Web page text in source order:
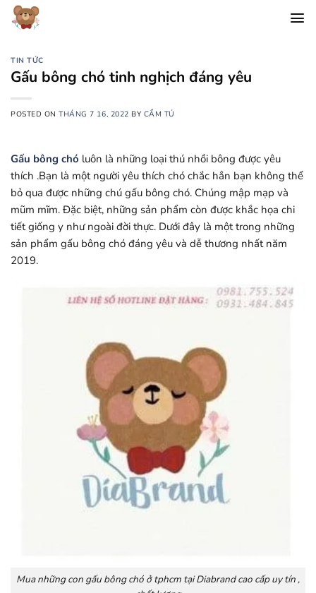
Chuyển
đến
dungTIN TỨC
Gấu bông chó tinh nghịch đáng yêu
POSTED ONTHÁNG 7 16, 2022 BY CẨM TÚ
Gấu bông chó luôn là những loại thú nhồi bông được yêu
thích .Bạn là một người yêu thích chó chắc hẳn bạn không thể
bỏ qua được những chú gấu bông chó. Chúng mập mạp và
mũm mĩm. Đặc biệt, những sản phẩm còn được khắc họa chi
tiết giống y như ngoài đời thực. Dưới đây là một trong những
sản phẩm gấu bông chó đáng yêu và dễ thương nhất năm
2019.
Mua những con gấu bông chó ở tphcm tại Diabrand cao cấp uy tín ,